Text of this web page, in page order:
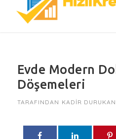
Evde Modern
Döşemeleri
TARAFINDAN KADIR DURUKAN